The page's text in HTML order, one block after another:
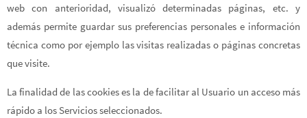
web con anterioridad, visualizó determinadas páginas, etc. y
además permite guardar sus preferencias personales e información
técnica como por ejemplo las visitas realizadas o páginas concretas
que visite.
La finalidad de las cookies es la de facilitar al Usuario un acceso más
rápido a los Servicios seleccionados.